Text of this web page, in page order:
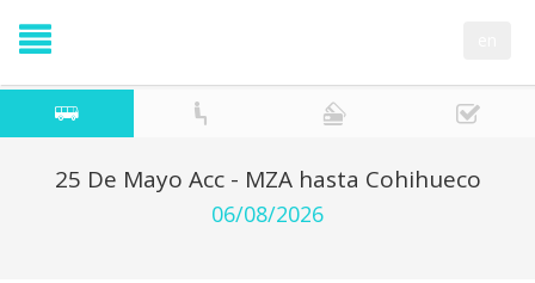
25 De Mayo Acc - MZA hasta Cohihueco
06/08/2026